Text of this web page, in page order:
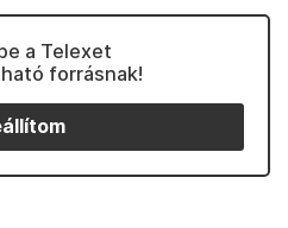
a Telexet
forrásnak!